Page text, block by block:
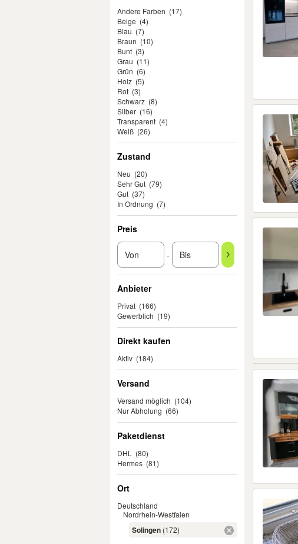
Andere Farben (17)
Beige (4)
Blau (7)
Braun (10)
Bunt (3)
Grau (11)
Grün (6)
Holz (5)
Rot (3)
Schwarz (8)
Silber (16)
Transparent (4)
Weiß (26)
Zustand
Neu (20)
Sehr Gut (79)
Gut (37)
In Ordnung (7)
Preis
-
Anbieter
Privat (166)
Gewerblich (19)
Direkt kaufen
Aktiv (184)
Versand
Versand möglich (104)
Nur Abholung (66)
Paketdienst
DHL
(80)
Hermes (81)
Ort
Deutschland
Nordrhein-Westfalen
Solingen (172)